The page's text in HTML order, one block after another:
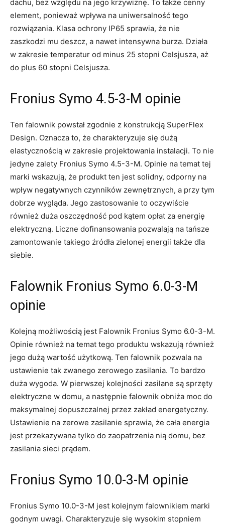
dachu, bez względu na jego krzywiznę. To także cenny
element, ponieważ wpływa na uniwersalność tego
rozwiązania. Klasa ochrony IP65 sprawia, że nie
zaszkodzi mu deszcz, a nawet intensywna burza. Działa
w zakresie temperatur od minus 25 stopni Celsjusza, aż
do plus 60 stopni Celsjusza.
Fronius Symo 4.5-3-M opinie
Ten falownik powstał zgodnie z konstrukcją SuperFlex
Design. Oznacza to, że charakteryzuje się dużą
elastycznością w zakresie projektowania instalacji. To nie
jedyne zalety Fronius Symo 4.5-3-M. Opinie na temat tej
marki wskazują, że produkt ten jest solidny, odporny na
wpływ negatywnych czynników zewnętrznych, a przy tym
dobrze wygląda. Jego zastosowanie to oczywiście
również duża oszczędność pod kątem opłat za energię
elektryczną. Liczne dofinansowania pozwalają na tańsze
zamontowanie takiego źródła zielonej energii także dla
siebie.
Falownik Fronius Symo 6.0-3-M
opinie
Kolejną możliwością jest Falownik Fronius Symo 6.0-3-M.
Opinie również na temat tego produktu wskazują również
jego dużą wartość użytkową. Ten falownik pozwala na
ustawienie tak zwanego zerowego zasilania. To bardzo
duża wygoda. W pierwszej kolejności zasilane są sprzęty
elektryczne w domu, a następnie falownik obniża moc do
maksymalnej dopuszczalnej przez zakład energetyczny.
Ustawienie na zerowe zasilanie sprawia, że cała energia
jest przekazywana tylko do zaopatrzenia nią domu, bez
zasilania sieci prądem.
Fronius Symo 10.0-3-M opinie
Fronius Symo 10.0-3-M jest kolejnym falownikiem marki
godnym uwagi. Charakteryzuje się wysokim stopniem